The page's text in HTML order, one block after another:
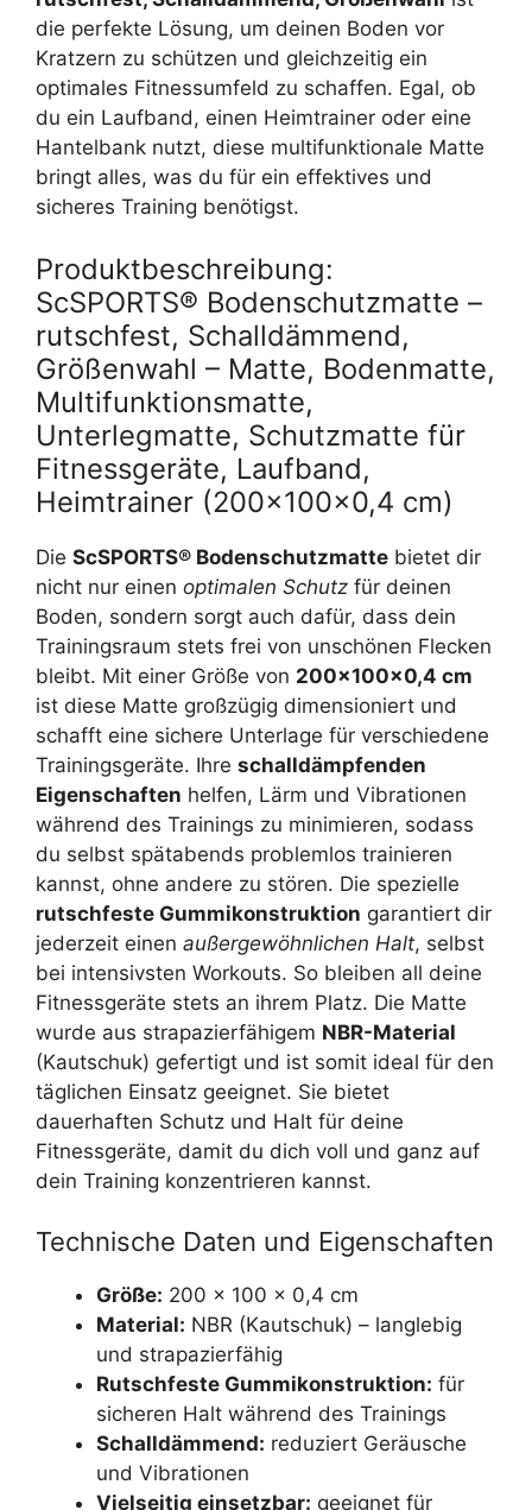
die perfekte Lösung, um deinen Boden vor
Kratzern zu schützen und gleichzeitig ein
optimales Fitnessumfeld zu schaffen. Egal, ob
du ein Laufband, einen Heimtrainer oder eine
Hantelbank nutzt, diese multifunktionale Matte
bringt alles, was du für ein effektives und
sicheres Training benötigst.
Produktbeschreibung:
ScSPORTS® Bodenschutzmatte –
rutschfest, Schalldämmend,
Größenwahl – Matte, Bodenmatte,
Multifunktionsmatte,
Unterlegmatte, Schutzmatte für
Fitnessgeräte, Laufband,
Heimtrainer (200x100x0,4 cm)
Die ScSPORTS® Bodenschutzmatte bietet dir
nicht nur einen optimalen Schutz für deinen
Boden, sondern sorgt auch dafür, dass dein
Trainingsraum stets frei von unschönen Flecken
bleibt. Mit einer Größe von 200x100x0,4 cm
ist diese Matte großzügig dimensioniert und
schafft eine sichere Unterlage für verschiedene
Trainingsgeräte. Ihre schalldämpfenden
Eigenschaften helfen, Lärm und Vibrationen
während des Trainings zu minimieren, sodass
du selbst spätabends problemlos trainieren
kannst, ohne andere zu stören. Die spezielle
rutschfeste Gummikonstruktion garantiert dir
jederzeit einen außergewöhnlichen Halt, selbst
bei intensivsten Workouts. So bleiben all deine
Fitnessgeräte stets an ihrem Platz. Die Matte
wurde aus strapazierfähigem NBR-Material
(Kautschuk) gefertigt und ist somit ideal für den
täglichen Einsatz geeignet. Sie bietet
dauerhaften Schutz und Halt für deine
Fitnessgeräte, damit du dich voll und ganz auf
dein Training konzentrieren kannst.
Technische Daten und Eigenschaften
Größe: 200 x 100 x 0,4 cm
Material: NBR (Kautschuk) – langlebig
und strapazierfähig
Rutschfeste Gummikonstruktion: für
sicheren Halt während des Trainings
Schalldämmend: reduziert Geräusche
und Vibrationen
Vielseitig einsetzbar: geeignet für